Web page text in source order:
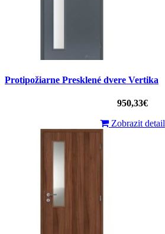
Protipožiarne Presklené dvere Vertika
950,33€
Zobrazit detail